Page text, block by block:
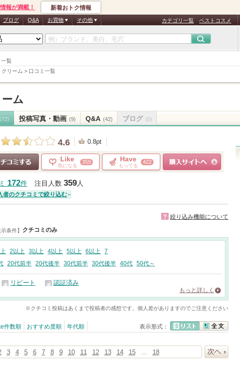
一覧
クリーム > 口コミ一覧
報が満載！ 新着おトク情報
ブログ Q&A お買物 その他 カテゴリ一覧 ベストコスメ
ム
投稿写真・動画 (9) Q&A (42) ブログ (0)
4.6 0.8pt
Like
気になる
359 Have
もってる
422
172件 注目人数 359人
者のクチコミで絞り込む
? 絞り込み機能について
示条件】 クチコミのみ
2以上 3以上 4以上 5以上 6以上
7
20代前半 20代後半 30代前半 30代後半 40代 50代～
リピート 認証済み
もっと詳しく
※クチコミ投稿はあくまで投稿者の感想です。個人差がありますのでご注意ください
件数順 おすすめ度順 年代順 表示形式：
3 4 5 6 7 8 9 10 11 12 13 14 15 18